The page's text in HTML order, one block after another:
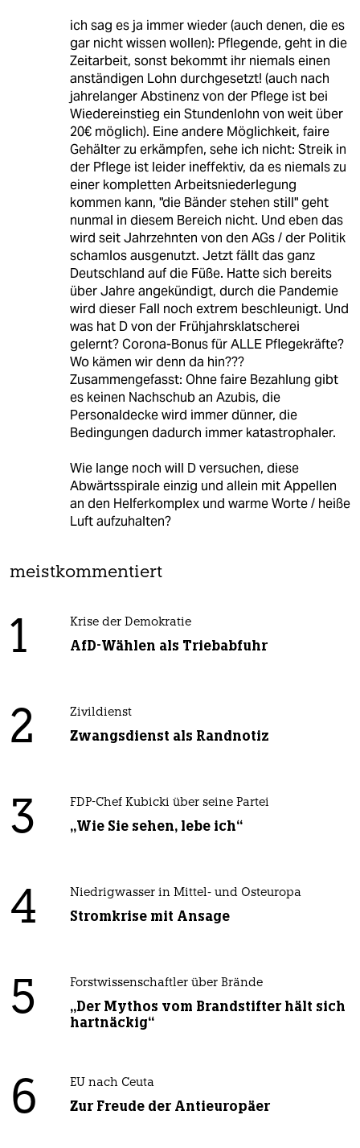
ich sag es ja immer wieder (auch denen, die es
gar nicht wissen wollen): Pflegende, geht in die
Zeitarbeit, sonst bekommt ihr niemals einen
anständigen Lohn durchgesetzt! (auch nach
jahrelanger Abstinenz von der Pflege ist bei
Wiedereinstieg ein Stundenlohn von weit über
20€ möglich). Eine andere Möglichkeit, faire
Gehälter zu erkämpfen, sehe ich nicht: Streik in
der Pflege ist leider ineffektiv, da es niemals zu
einer kompletten Arbeitsniederlegung
kommen kann, "die Bänder stehen still" geht
nunmal in diesem Bereich nicht. Und eben das
wird seit Jahrzehnten von den AGs / der Politik
schamlos ausgenutzt. Jetzt fällt das ganz
Deutschland auf die Füße. Hatte sich bereits
über Jahre angekündigt, durch die Pandemie
wird dieser Fall noch extrem beschleunigt. Und
was hat D von der Frühjahrsklatscherei
gelernt? Corona-Bonus für ALLE Pflegekräfte?
Wo kämen wir denn da hin???
Zusammengefasst: Ohne faire Bezahlung gibt
es keinen Nachschub an Azubis, die
Personaldecke wird immer dünner, die
Bedingungen dadurch immer katastrophaler.
Wie lange noch will D versuchen, diese
Abwärtsspirale einzig und allein mit Appellen
an den Helferkomplex und warme Worte / heiße
Luft aufzuhalten?
meistkommentiert
1 Krise der Demokratie
AfD-Wählen als Triebabfuhr
2 Zivildienst
Zwangsdienst als Randnotiz
3 FDP-Chef Kubicki über seine Partei
„Wie Sie sehen, lebe ich“
4 Niedrigwasser in Mittel- und Osteuropa
Stromkrise mit Ansage
5 Forstwissenschaftler über Brände
„Der Mythos vom Brandstifter hält sich
hartnäckig“
6 EU nach Ceuta
Zur Freude der Antieuropäer